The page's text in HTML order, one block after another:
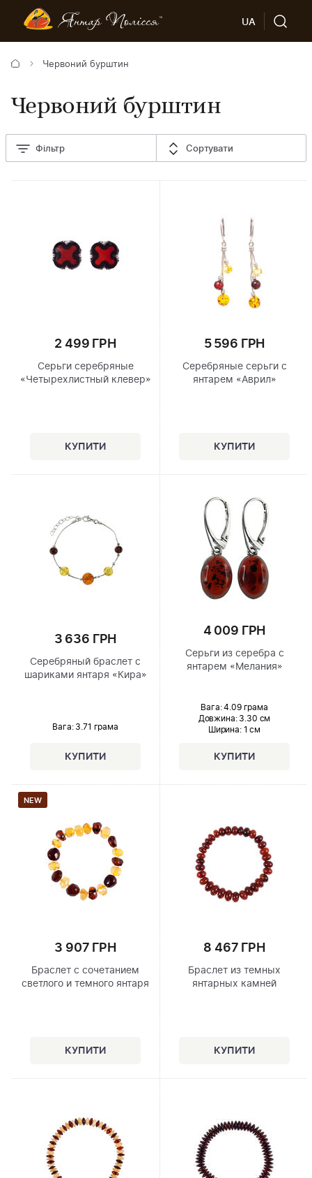
UA
Червоний бурштин
Червоний бурштин
Фільтр Сортувати
2 499 ГРН
Серьги серебряные
«Четырехлистный клевер»
5 596 ГРН
Серебряные серьги с
янтарем «Аврил»
3 636 ГРН
Серебряный браслет с
шариками янтаря «Кира»
Вага: 3.71 грама
4 009 ГРН
Серьги из серебра с
янтарем «Мелания»
Вага: 4.09 грама
Довжина:3.30 см
Ширина: 1 см
NEW
3 907 ГРН
Браслет с сочетанием
светлого и темного янтаря
8 467 ГРН
Браслет из темных
янтарных камней